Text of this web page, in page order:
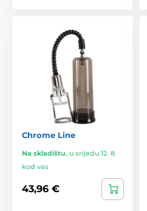
Chrome Line
Na skladištu, u srijedu 12. 8.
kod vas
43,96 €